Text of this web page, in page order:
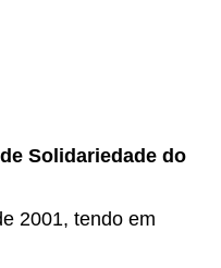
Solidariedade do
2001, tendo em